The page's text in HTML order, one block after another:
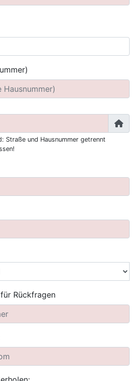
Straße und Hausnummer getrennt
Rückfragen